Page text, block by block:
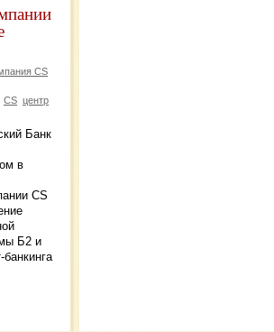
CS
CS центр
Банк
в
CS
Б2 и